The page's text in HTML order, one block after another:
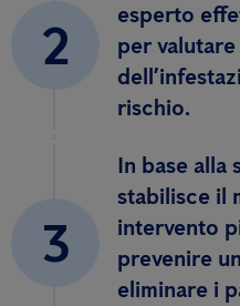
2
esperto
per valutare
rischio.
3
In base alla
stabilisce il
intervento
prevenire
eliminare i